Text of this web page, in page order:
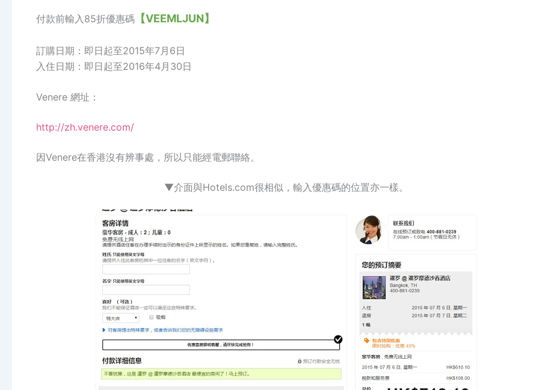
付款前輸入85折優惠碼 【VEEMLJUN】
訂購日期：即日起至2015年7月6日
入住日期：即日起至2016年4月30日
Venere 網址：
http://zh.venere.com/
因Venere在香港沒有辨事處，所以只能經電郵聯絡。
▼介面與Hotels.com很相似，輸入優惠碼的位置亦一樣。